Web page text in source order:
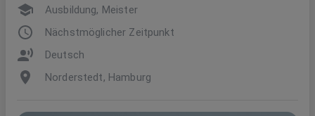
Ausbildung, Meister
Nächstmöglicher Zeitpunkt
Deutsch
Norderstedt, Hamburg